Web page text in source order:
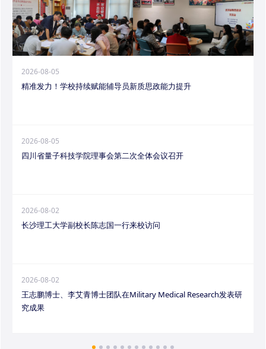
2026-08-05
精准发力！学校持续赋能辅导员新质思政能力提升
2026-08-05
四川省量子科技学院理事会第二次全体会议召开
2026-08-02
长沙理工大学副校长陈志国一行来校访问
2026-08-02
王志鹏博士、李艾青博士团队在Military Medical Research发表研
究成果